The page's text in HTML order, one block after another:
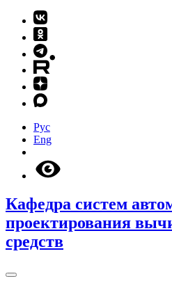
Рус
Eng
Кафедра систем
проектирования
средств